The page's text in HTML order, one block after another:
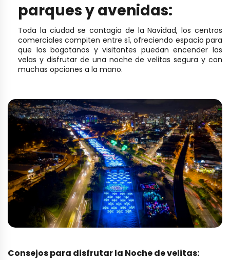
parques y avenidas:
Toda la ciudad se contagia de la Navidad, los centros
comerciales compiten entre sí, ofreciendo espacio para
que los bogotanos y visitantes puedan encender las
velas y disfrutar de una noche de velitas segura y con
muchas opciones a la mano.
Consejos para disfrutar la Noche de velitas: